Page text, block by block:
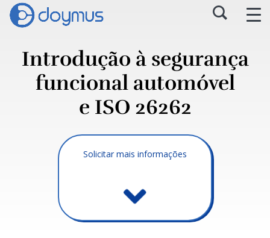
Introdução à segurança
funcional automóvel
e ISO 26262
Solicitar mais informações